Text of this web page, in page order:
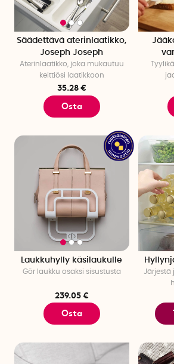
Säädettävä aterinlaatikko,
Joseph Joseph
Aterinlaatikko, joka mukautuu
keittiösi laatikkoon
35.28 €
Osta
Laukkuhylly käsilaukulle
Gör laukku osaksi sisustusta
239.05 €
Osta
Järjestä